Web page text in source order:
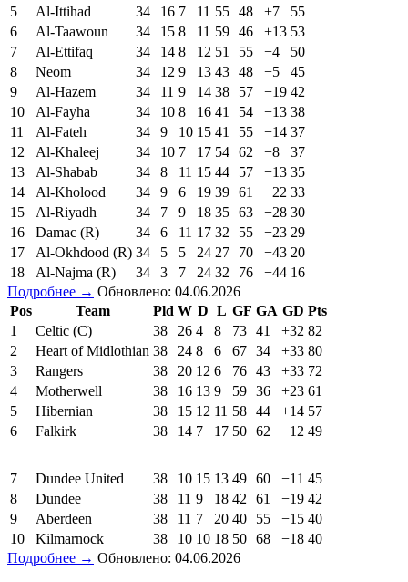
5
Al-Ittihad 34 16 7 11 55 48 +7
55
6
Al-Taawoun 34 15 8 11 59 46 +13 53
7
Al-Ettifaq 34 14 8 12 51 55 −4
50
8
Neom 34 12 9 13 43 48 −5
45
9
Al-Hazem 34 11 9 14 38 57 −19 42
10
Al-Fayha 34 10 8 16 41 54 −13 38
11
Al-Fateh 34 9 10 15 41 55 −14 37
12
Al-Khaleej 34 10 7 17 54 62 −8
37
13
Al-Shabab 34 8 11 15 44 57 −13 35
14
Al-Kholood 34 9 6 19 39 61 −22 33
15
Al-Riyadh 34 7 9 18 35 63 −28 30
16
Damac (R) 34 6 11 17 32 55 −23 29
17
Al-Okhdood (R) 34 5 5 24 27 70 −43 20
18
Al-Najma (R) 34 3 7 24 32 76 −44 16
Подробнее → Обновлено: 04.06.2026
Pos
Team Pld W D L GF GA GD Pts
1
Celtic (C) 38 26 4 8 73 41 +32 82
2
Heart of Midlothian 38 24 8 6 67 34 +33 80
3
Rangers 38 20 12 6 76 43 +33 72
4
Motherwell 38 16 13 9 59 36 +23 61
5
Hibernian 38 15 12 11 58 44 +14 57
6
Falkirk 38 14 7 17 50 62 −12 49
7 Dundee United 38 10 15 13 49 60 −11 45
8
Dundee 38 11 9 18 42 61 −19 42
9
Aberdeen 38 11 7 20 40 55 −15 40
10
Kilmarnock 38 10 10 18 50 68 −18 40
Подробнее → Обновлено: 04.06.2026